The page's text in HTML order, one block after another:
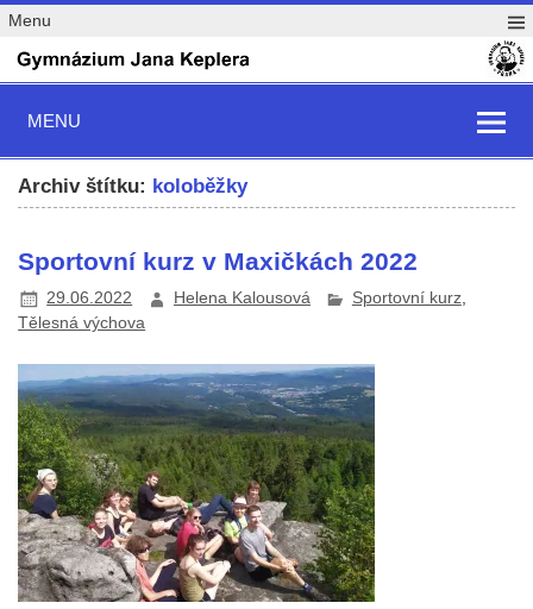
Menu
MENU
Archiv štítku: koloběžky
Sportovní kurz v Maxičkách 2022
29.06.2022 Helena Kalousová Sportovní kurz,
Tělesná výchova